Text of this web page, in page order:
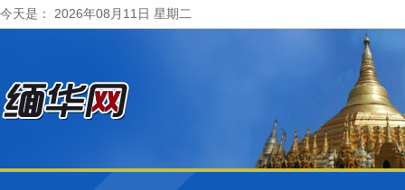
今天是： 2026年08月11日 星期二